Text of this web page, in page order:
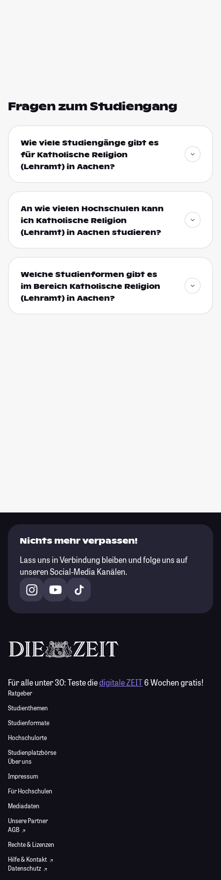
Fragen zum Studiengang
Wie viele Studiengänge gibt es
für Katholische Religion
(Lehramt) in Aachen?
An wie vielen Hochschulen kann
ich Katholische Religion
(Lehramt) in Aachen studieren?
Welche Studienformen gibt es
im Bereich Katholische Religion
(Lehramt) in Aachen?
Nichts mehr verpassen!
Lass uns in Verbindung bleiben und folge uns auf
unseren Social-Media Kanälen.
Für alle unter 30:Teste diedigitale ZEIT6 Wochen gratis!
Ratgeber
Studienthemen
Studienformate
Hochschulorte
Studienplatzbörse
Über uns
Impressum
Für Hochschulen
Mediadaten
Unsere Partner
AGB
Rechte & Lizenzen
Hilfe & Kontakt
Datenschutz